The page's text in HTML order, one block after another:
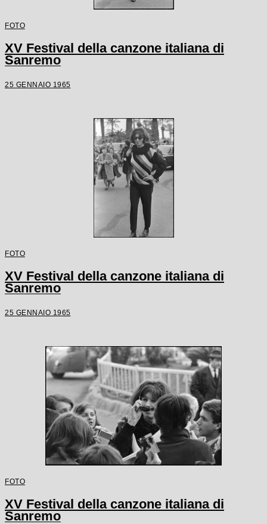
FOTO
XV Festival della canzone italiana di
Sanremo
25 GENNAIO 1965
FOTO
XV Festival della canzone italiana di
Sanremo
25 GENNAIO 1965
FOTO
XV Festival della canzone italiana di
Sanremo